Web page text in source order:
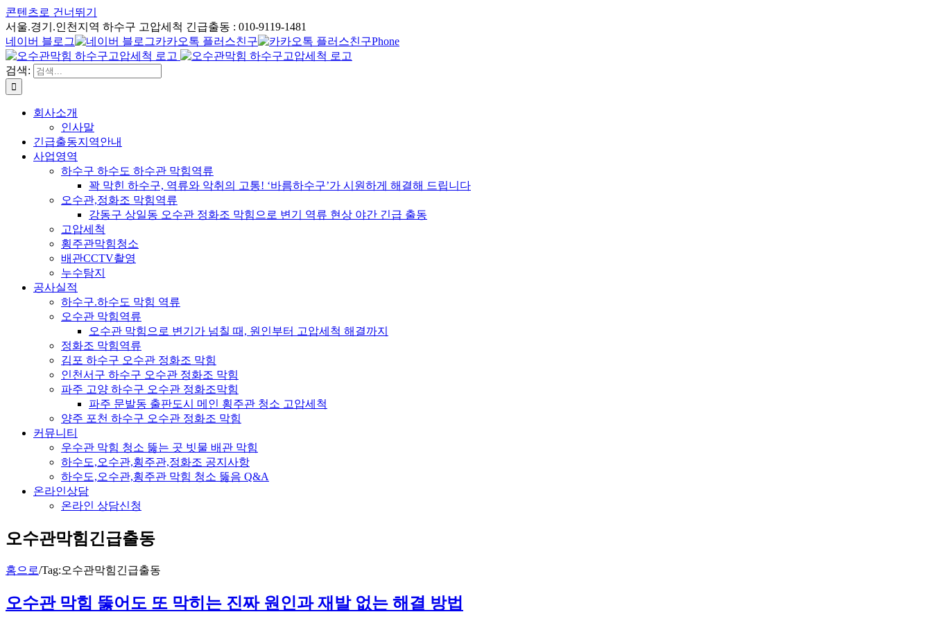
콘텐츠로 건너뛰기
서울.경기.인천지역 하수구 고압세척 긴급출동 : 010-9119-1481
네이버 블로그
카카오톡 플러스친구 Phone
검색:
회사소개
인사말
긴급출동지역안내
사업영역
하수구 하수도 하수관 막힘역류
꽉 막힌 하수구, 역류와 악취의 고통! ‘바름하수구’가 시원하게 해결해 드립니다
오수관,정화조 막힘역류
강동구 상일동 오수관 정화조 막힘으로 변기 역류 현상 야간 긴급 출동
고압세척
횡주관막힘청소
배관CCTV촬영
누수탐지
공사실적
하수구.하수도 막힘 역류
오수관 막힘역류
오수관 막힘으로 변기가 넘칠 때, 원인부터 고압세척 해결까지
정화조 막힘역류
김포 하수구 오수관 정화조 막힘
인천서구 하수구 오수관 정화조 막힘
파주 고양 하수구 오수관 정화조막힘
파주 문발동 출판도시 메인 횡주관 청소 고압세척
양주 포천 하수구 오수관 정화조 막힘
커뮤니티
우수관 막힘 청소 뚫는 곳 빗물 배관 막힘
하수도,오수관,횡주관,정화조 공지사항
하수도,오수관,횡주관 막힘 청소 뚫음 Q&A
온라인상담
온라인 상담신청
오수관막힘긴급출동
홈으로/Tag:오수관막힘긴급출동
오수관 막힘 뚫어도 또 막히는 진짜 원인과 재발 없는 해결 방법